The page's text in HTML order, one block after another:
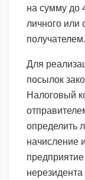
на сумму до
личного или
получателем.
Для
посылок
Налоговый
определить
начисление